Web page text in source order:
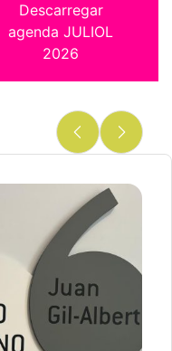
Descarregar
agenda JULIOL
2026